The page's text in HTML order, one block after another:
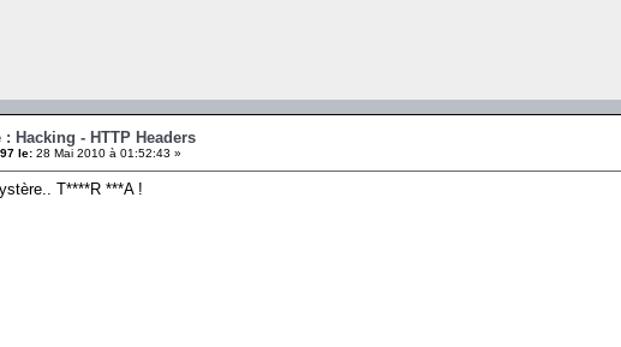
: Hacking - HTTP Headers
le: 28 Mai 2010 à 01:52:43 »
T****R ***A !